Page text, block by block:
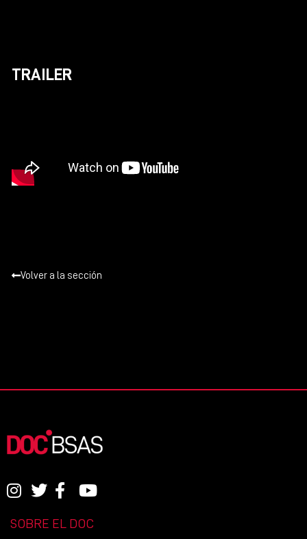
TRAILER
Volver a la sección
SOBRE EL DOC